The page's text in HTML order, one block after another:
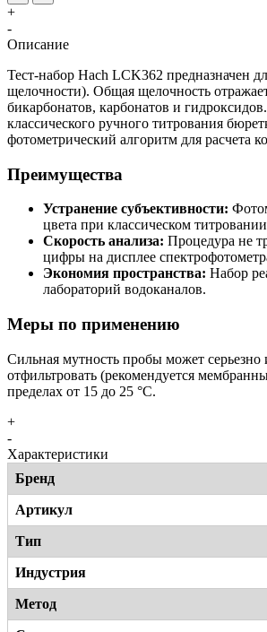
+
-
Описание
Тест-набор Hach LCK362 предназначен
щелочности). Общая щелочность
бикарбонатов, карбонатов и
классического ручного титрования
фотометрический алгоритм для расчета
Преимущества
Устранение субъективности:
цвета при классическом
Скорость анализа: Процедура не
цифры на дисплее
Экономия пространства: Набор
лабораторий водоканалов.
Меры по применению
Сильная мутность пробы может серьезно
отфильтровать (рекомендуется
пределах от 15 до 25 °C.
+
-
Характеристики
Бренд
Артикул
Тип
Индустрия
Метод